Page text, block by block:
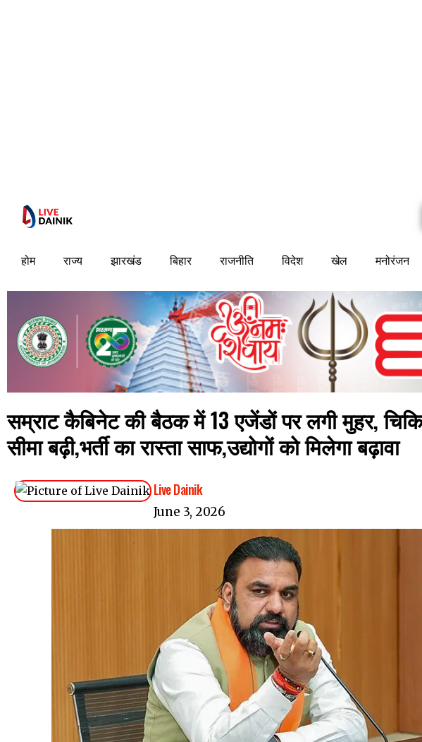
होम राज्य झारखंड बिहार राजनीति विदेश खेल मनोरंजन
सम्राट कैबिनेट की बैठक में 13 एजेंडों पर लगी मुहर,
सीमा बढ़ी,भर्ती का रास्ता साफ,उद्योगों को मिलेगा बढ़ावा
Live Dainik
June 3, 2026